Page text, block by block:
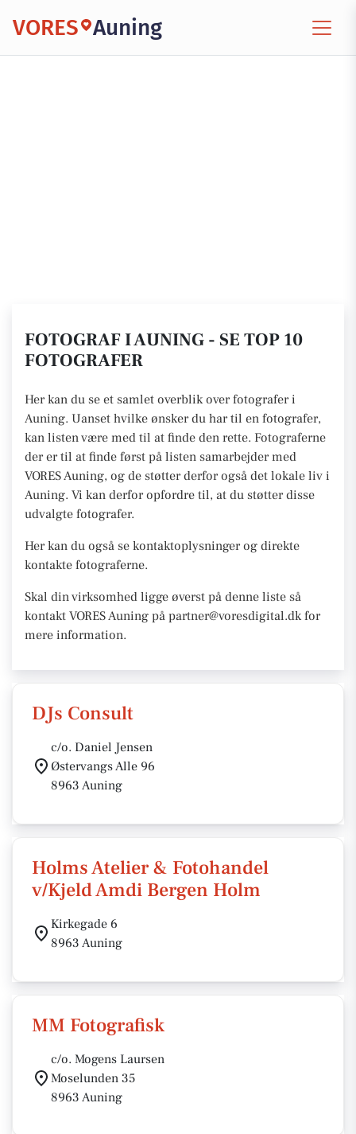
VORES Auning
FOTOGRAF I AUNING - SE TOP 10
FOTOGRAFER
Her kan du se et samlet overblik over fotografer i
Auning. Uanset hvilke ønsker du har til en fotografer,
kan listen være med til at finde den rette. Fotograferne
der er til at finde først på listen samarbejder med
VORES Auning, og de støtter derfor også det lokale liv i
Auning. Vi kan derfor opfordre til, at du støtter disse
udvalgte fotografer.
Her kan du også se kontaktoplysninger og direkte
kontakte fotograferne.
Skal din virksomhed ligge øverst på denne liste så
kontakt VORES Auning på partner@voresdigital.dk for
mere information.
DJs Consult
c/o. Daniel Jensen
Østervangs Alle 96
8963 Auning
Holms Atelier & Fotohandel
v/Kjeld Amdi Bergen Holm
Kirkegade 6
8963 Auning
MM Fotografisk
c/o. Mogens Laursen
Moselunden 35
8963 Auning